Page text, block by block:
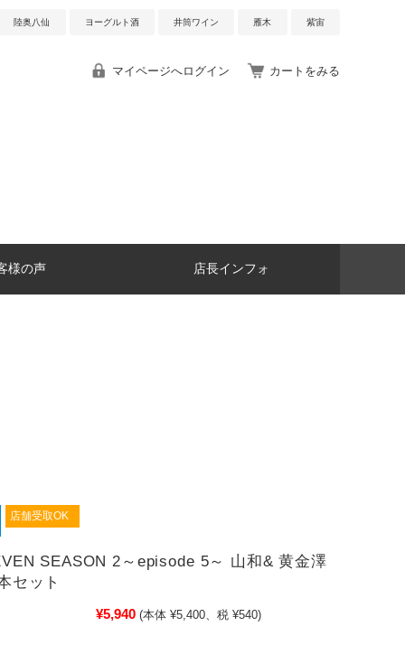
陸奥八仙 ヨーグルト酒 井筒ワイン 雁木 紫宙
マイページへログイン カートをみる
様の声 店長インフォ
店舗受取OK
SEASON 2～episode 5～ 山和& 黄金澤
セット
¥5,940 (本体 ¥5,400、税 ¥540)